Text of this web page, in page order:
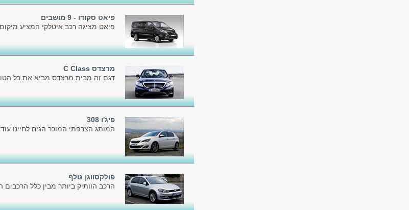
פיאט סקודו - 9 מושבים
פיאט מציגה רכב איטלקי המציע מיקום ל9
מרצדס C Class
דגם זה מבית מרצדס מביא את כל הטוב
פיג'ו 308
המותג הצרפתי המוכר הגיח לחיינו עוד בשנת 2008, כאשר הציג את
פולקסווגן גולף
הרכב הוותיק ביותר מבין כלל הרכבים